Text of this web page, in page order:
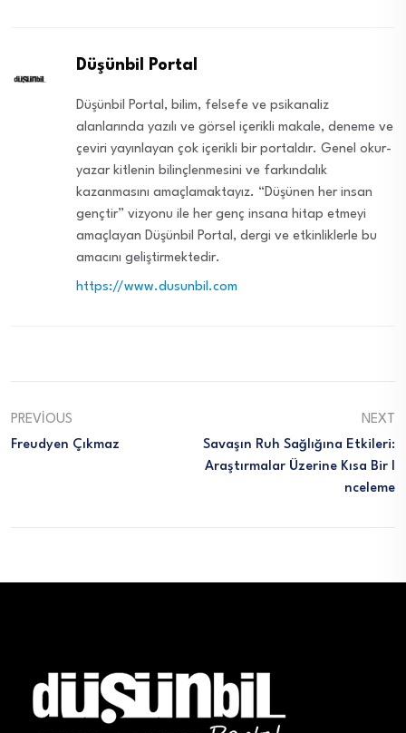
Düşünbil Portal
Düşünbil Portal, bilim, felsefe ve psikanaliz
alanlarında yazılı ve görsel içerikli makale, deneme ve
çeviri yayınlayan çok içerikli bir portaldır. Genel okur-
yazar kitlenin bilinçlenmesini ve farkındalık
kazanmasını amaçlamaktayız. “Düşünen her insan
gençtir” vizyonu ile her genç insana hitap etmeyi
amaçlayan Düşünbil Portal, dergi ve etkinliklerle bu
amacını geliştirmektedir.
https://www.dusunbil.com
PREVIOUS
Freudyen Çıkmaz
NEXT
Savaşın Ruh Sağlığına Etkileri:
Araştırmalar Üzerine Kısa Bir I
Nceleme